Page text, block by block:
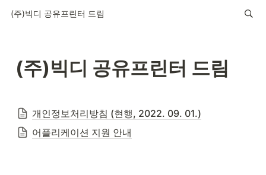
(주)빅디 공유프린터 드림
(주)빅디 공유프린터 드림
개인정보처리방침 (현행, 2022. 09. 01.)
어플리케이션 지원 안내